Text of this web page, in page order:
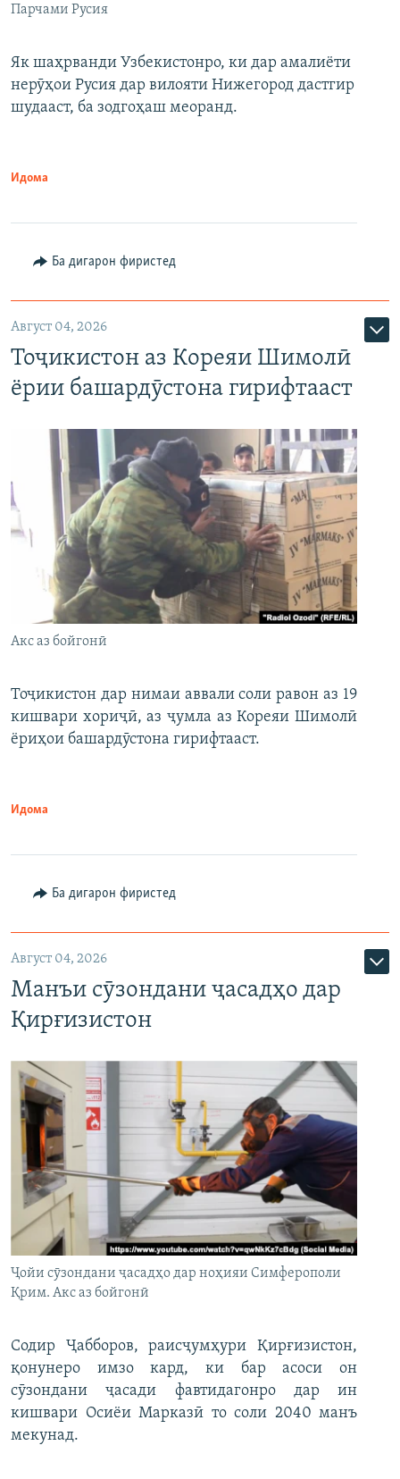
Парчами Русия
Як шаҳрванди Узбекистонро, ки дар амалиёти
нерӯҳои Русия дар вилояти Нижегород дастгир
шудааст, ба зодгоҳаш меоранд.
Идома
Ба дигарон фиристед
Август 04, 2026
Тоҷикистон аз Кореяи Шимолӣ
ёрии башардӯстона гирифтааст
Акс аз бойгонӣ
Тоҷикистон дар нимаи аввали соли равон аз 19
кишвари хориҷӣ, аз ҷумла аз Кореяи Шимолӣ
ёриҳои башардӯстона гирифтааст.
Идома
Ба дигарон фиристед
Август 04, 2026
Манъи сӯзондани ҷасадҳо дар
Қирғизистон
Ҷойи сӯзондани ҷасадҳо дар ноҳияи Симферополи
Қрим. Акс аз бойгонӣ
Содир Ҷабборов, раисҷумҳури Қирғизистон,
қонунеро имзо кард, ки бар асоси он
сӯзондани ҷасади фавтидагонро дар ин
кишвари Осиёи Марказӣ то соли 2040 манъ
мекунад.